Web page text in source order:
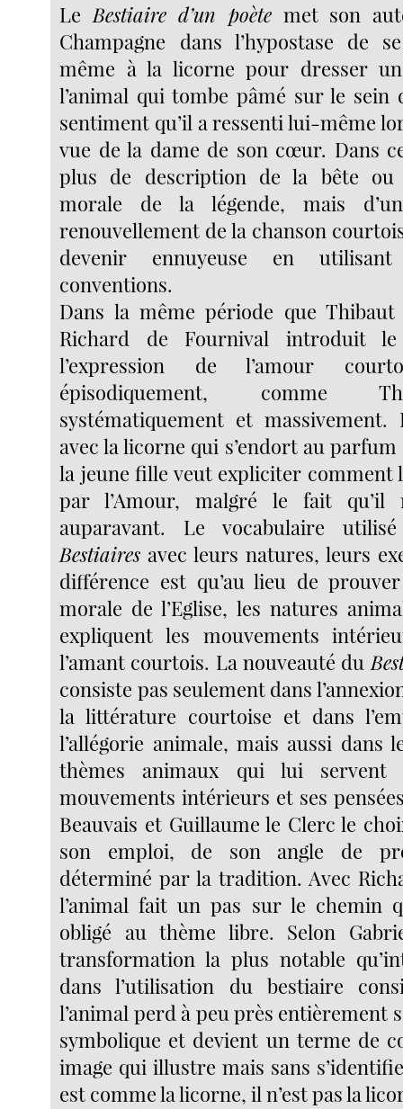
LeBestiaire d’un poète met son
Champagne dans l’hypostase de
même à la licorne pour dresser
l’animal qui tombe pâmé sur le sein
sentiment qu’il a ressenti lui-même
vue de la dame de son cœur. Dans
plus de description de la bête ou
morale de la légende, mais
renouvellement de la chanson
devenir ennuyeuse en
conventions.
Dans la même période que Thibaut
Richard de Fournival introduit
l’expression de l’amour
épisodiquement, comme
systématiquement et massivement.
avec la licorne qui s’endort au
la jeune fille veut expliciter comment
par l’Amour, malgré le fait qu’il
auparavant. Le vocabulaire
Bestiaires avec leurs natures, leurs
différence est qu’au lieu de
morale de l’Eglise, les natures
expliquent les mouvements
l’amant courtois. La nouveauté du
consiste pas seulement dans
la littérature courtoise et dans
l’allégorie animale, mais aussi dans
thèmes animaux qui lui
mouvements intérieurs et ses
Beauvais et Guillaume le Clerc le
son emploi, de son angle de
déterminé par la tradition. Avec
l’animal fait un pas sur le chemin
obligé au thème libre. Selon
transformation la plus notable
dans l’utilisation du bestiaire
l’animal perd à peu près entièrement
symbolique et devient un terme de
image qui illustre mais sans
est comme la licorne, il n’est pas la